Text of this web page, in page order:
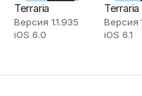
Terraria
Версия 1.1.935
iOS 6.0
Terraria
Версия
iOS 6.1